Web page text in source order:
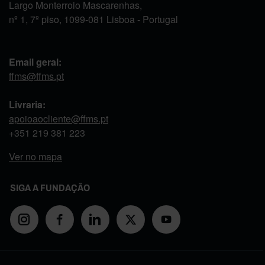
Largo Monterroio Mascarenhas,
nº 1, 7º piso, 1099-081 Lisboa - Portugal
Email geral:
ffms@ffms.pt
Livraria:
apoioaocliente@ffms.pt
+351 219 381 223
Ver no mapa
SIGA A FUNDAÇÃO